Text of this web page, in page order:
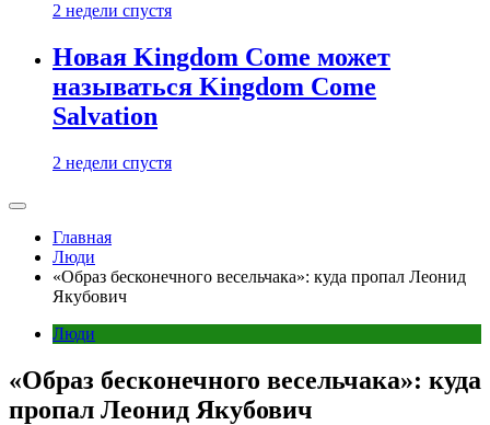
2 недели спустя
Новая Kingdom Come может
называться Kingdom Come
Salvation
2 недели спустя
Главная
Люди
«Образ бесконечного весельчака»: куда пропал Леонид
Якубович
Люди
«Образ бесконечного весельчака»: куда
пропал Леонид Якубович